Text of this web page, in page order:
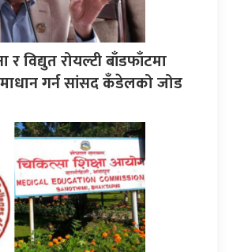
र विद्युत रोयल्टी बाँडफाँटमा
गर्न सांसद कँडेलको जोड